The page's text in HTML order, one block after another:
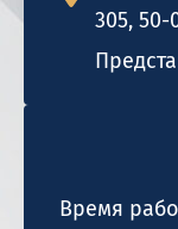
305, 50-
Время